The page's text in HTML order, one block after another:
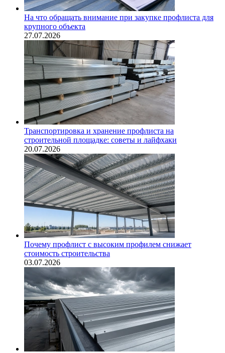
На что обращать внимание при закупке профлиста для
крупного объекта
27.07.2026
Транспортировка и хранение профлиста на
строительной площадке: советы и лайфхаки
20.07.2026
Почему профлист с высоким профилем снижает
стоимость строительства
03.07.2026